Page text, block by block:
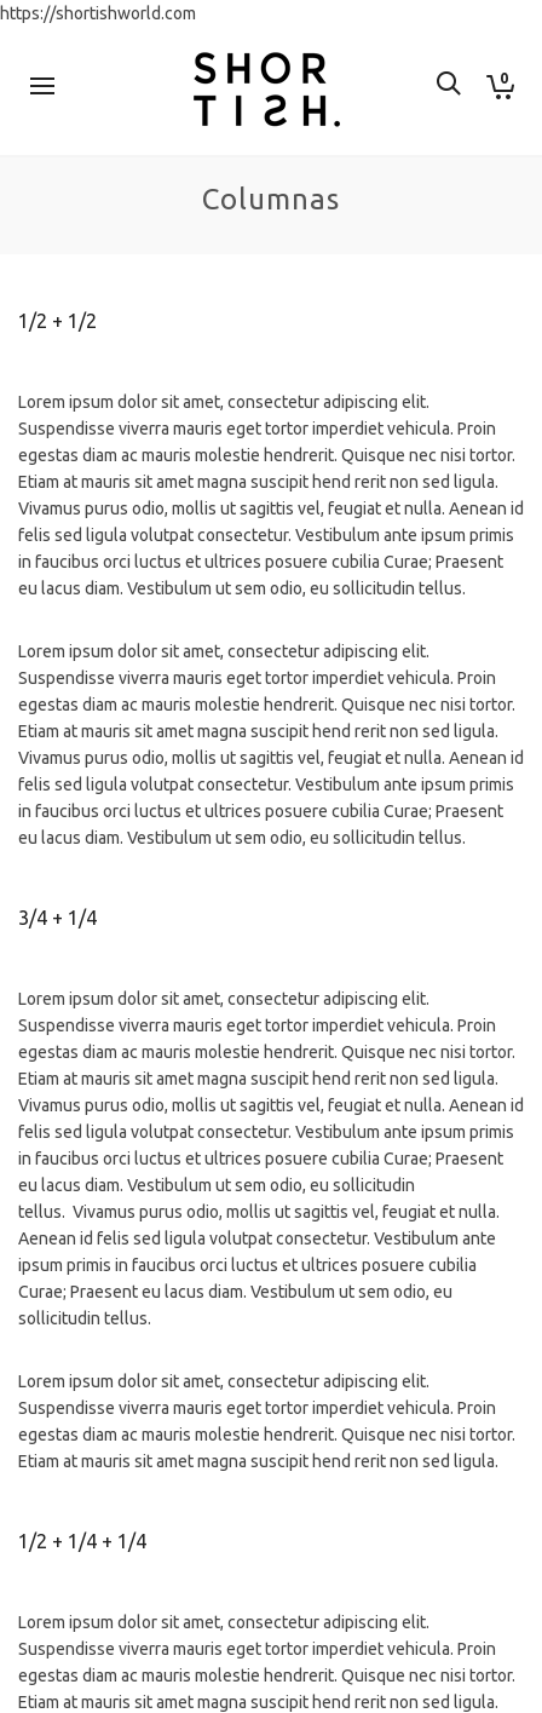
https://shortishworld.com
0
Columnas
1/2 + 1/2
Lorem ipsum dolor sit amet, consectetur adipiscing elit.
Suspendisse viverra mauris eget tortor imperdiet vehicula. Proin
egestas diam ac mauris molestie hendrerit. Quisque nec nisi tortor.
Etiam at mauris sit amet magna suscipit hend rerit non sed ligula.
Vivamus purus odio, mollis ut sagittis vel, feugiat et nulla. Aenean id
felis sed ligula volutpat consectetur. Vestibulum ante ipsum primis
in faucibus orci luctus et ultrices posuere cubilia Curae; Praesent
eu lacus diam. Vestibulum ut sem odio, eu sollicitudin tellus.
Lorem ipsum dolor sit amet, consectetur adipiscing elit.
Suspendisse viverra mauris eget tortor imperdiet vehicula. Proin
egestas diam ac mauris molestie hendrerit. Quisque nec nisi tortor.
Etiam at mauris sit amet magna suscipit hend rerit non sed ligula.
Vivamus purus odio, mollis ut sagittis vel, feugiat et nulla. Aenean id
felis sed ligula volutpat consectetur. Vestibulum ante ipsum primis
in faucibus orci luctus et ultrices posuere cubilia Curae; Praesent
eu lacus diam. Vestibulum ut sem odio, eu sollicitudin tellus.
3/4 + 1/4
Lorem ipsum dolor sit amet, consectetur adipiscing elit.
Suspendisse viverra mauris eget tortor imperdiet vehicula. Proin
egestas diam ac mauris molestie hendrerit. Quisque nec nisi tortor.
Etiam at mauris sit amet magna suscipit hend rerit non sed ligula.
Vivamus purus odio, mollis ut sagittis vel, feugiat et nulla. Aenean id
felis sed ligula volutpat consectetur. Vestibulum ante ipsum primis
in faucibus orci luctus et ultrices posuere cubilia Curae; Praesent
eu lacus diam. Vestibulum ut sem odio, eu sollicitudin
tellus. Vivamus purus odio, mollis ut sagittis vel, feugiat et nulla.
Aenean id felis sed ligula volutpat consectetur. Vestibulum ante
ipsum primis in faucibus orci luctus et ultrices posuere cubilia
Curae; Praesent eu lacus diam. Vestibulum ut sem odio, eu
sollicitudin tellus.
Lorem ipsum dolor sit amet, consectetur adipiscing elit.
Suspendisse viverra mauris eget tortor imperdiet vehicula. Proin
egestas diam ac mauris molestie hendrerit. Quisque nec nisi tortor.
Etiam at mauris sit amet magna suscipit hend rerit non sed ligula.
1/2 + 1/4 + 1/4
Lorem ipsum dolor sit amet, consectetur adipiscing elit.
Suspendisse viverra mauris eget tortor imperdiet vehicula. Proin
egestas diam ac mauris molestie hendrerit. Quisque nec nisi tortor.
Etiam at mauris sit amet magna suscipit hend rerit non sed ligula.